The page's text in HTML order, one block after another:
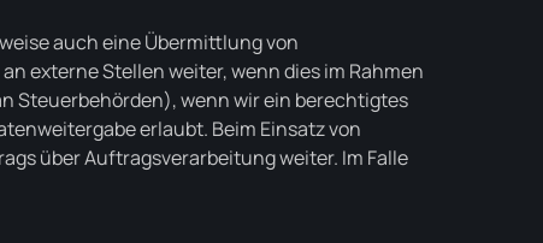
auch eine Übermittlung von
externe Stellen weiter, wenn dies im Rahmen
Steuerbehörden), wenn wir ein berechtigtes
erlaubt. Beim Einsatz von
über Auftragsverarbeitung weiter. Im Falle